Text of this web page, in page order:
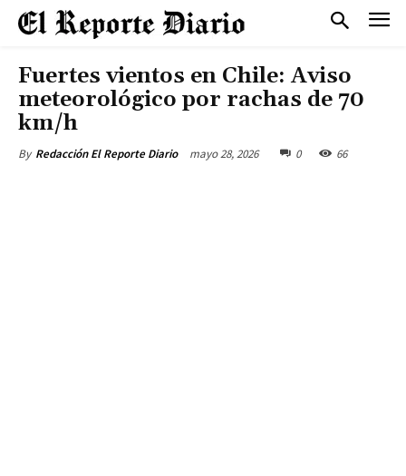
Fuertes vientos en Chile: Aviso
meteorológico por rachas de 70
km/h
By Redacción El Reporte Diario mayo 28, 2026 0 66